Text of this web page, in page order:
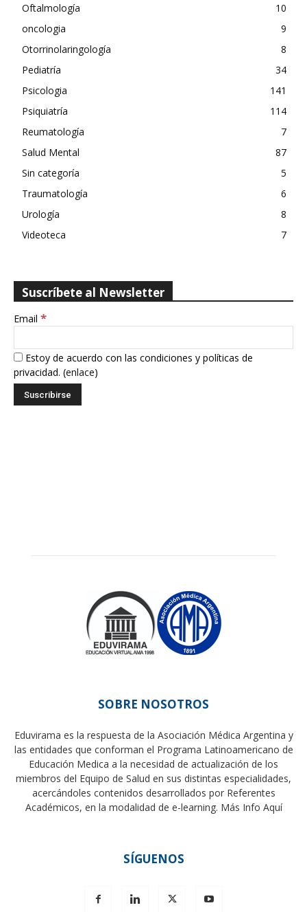
Oftalmología
10
oncologia
9
Otorrinolaringología
8
Pediatría
34
Psicologia
141
Psiquiatría
114
Reumatología
7
Salud Mental
87
Sin categoría
5
Traumatología
6
Urología
8
Videoteca
7
Suscríbete al Newsletter
Email *
Estoy de acuerdo con las condiciones y políticas de
privacidad. (enlace)
SOBRE NOSOTROS
Eduvirama es la respuesta de la Asociación Médica Argentina y
las entidades que conforman el Programa Latinoamericano de
Educación Medica a la necesidad de actualización de los
miembros del Equipo de Salud en sus distintas especialidades,
acercándoles contenidos desarrollados por Referentes
Académicos, en la modalidad de e-learning. Más Info Aquí
SÍGUENOS